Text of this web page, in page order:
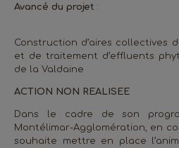
Avancé du projet :
Construction d’aires collectives
et de traitement d’effluents
de la Valdaine
ACTION NON REALISEE
Dans le cadre de son
Montélimar-Agglomération, en
souhaite mettre en place